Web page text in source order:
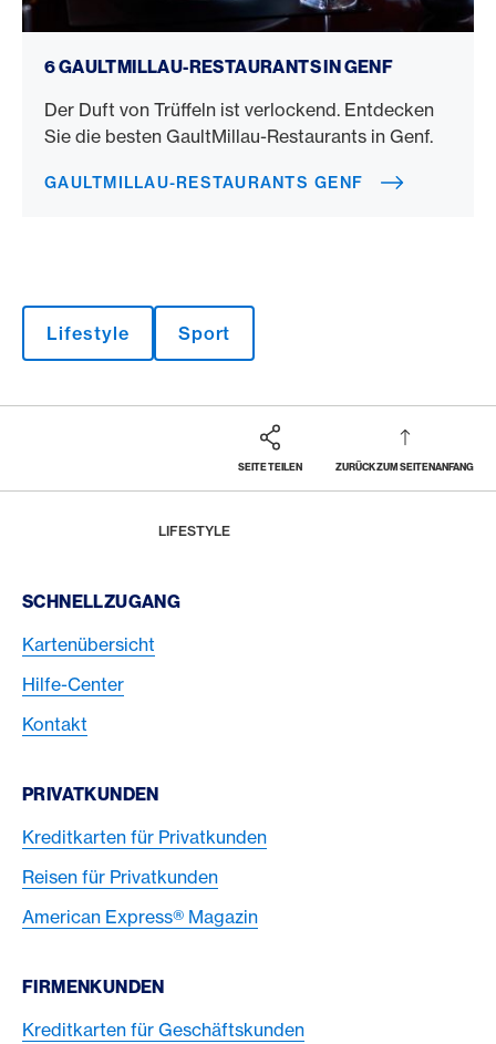
6 GAULTMILLAU-RESTAURANTS IN GENF
Der Duft von Trüffeln ist verlockend. Entdecken
Sie die besten GaultMillau-Restaurants in Genf.
GAULTMILLAU-RESTAURANTS GENF
Lifestyle Sport
SEITE TEILEN ZURÜCK ZUM SEITENANFANG
Footer
LIFESTYLE
Footer Navigation
SCHNELLZUGANG
Kartenübersicht
Hilfe-Center
Kontakt
PRIVATKUNDEN
Kreditkarten für Privatkunden
Reisen für Privatkunden
American Express® Magazin
FIRMENKUNDEN
Kreditkarten für Geschäftskunden